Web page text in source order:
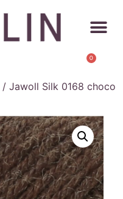
0
/ Jawoll Silk 0168 choco